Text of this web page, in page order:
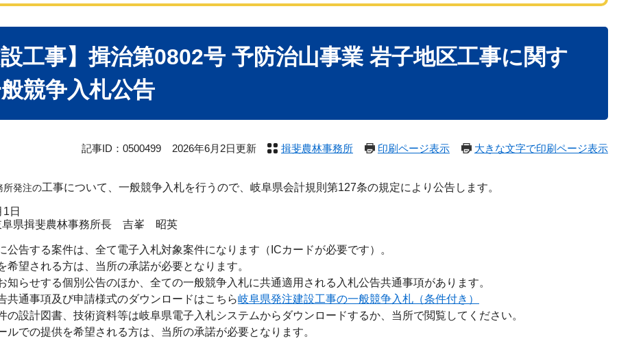
設工事】揖治第0802号 予防治山事業 岩子地区工事に関す
競争入札公告
記事ID：0500499 2026年6月2日更新 揖斐農林事務所 印刷ページ表示 大きな文字で印刷ページ表示
発注の工事について、一般競争入札を行うので、岐阜県会計規則第127条の規定により公告します。
日
農林事務所長 吉峯 昭英
公告する案件は、全て電子入札対象案件になります（ICカードが必要です）。
希望される方は、当所の承諾が必要となります。
知らせする個別公告のほか、全ての一般競争入札に共通適用される入札公告共通事項があります。
共通事項及び申請様式のダウンロードはこちら岐阜県発注建設工事の一般競争入札（条件付き）
の設計図書、技術資料等は岐阜県電子入札システムからダウンロードするか、当所で閲覧してください。
ルでの提供を希望される方は、当所の承諾が必要となります。